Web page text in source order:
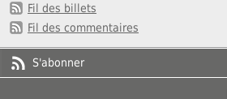
Fil des billets
Fil des commentaires
S'abonner